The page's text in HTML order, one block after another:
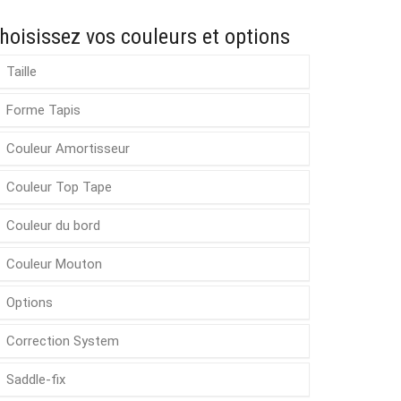
vos couleurs et options
Taille
Forme Tapis
Couleur Amortisseur
Couleur Top Tape
Couleur du bord
Couleur Mouton
Options
Correction System
Saddle-fix